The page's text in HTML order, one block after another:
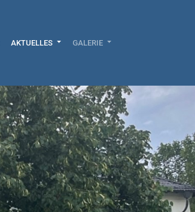
AKTUELLES GALERIE